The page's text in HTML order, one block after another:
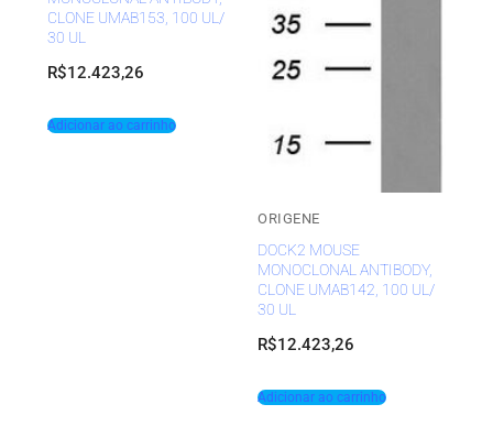
CLONE UMAB153, 100 UL/
30 UL
R$12.423,26
Adicionar ao carrinho
ORIGENE
DOCK2 MOUSE
MONOCLONAL ANTIBODY,
CLONE UMAB142, 100 UL/
30 UL
R$12.423,26
Adicionar ao carrinho